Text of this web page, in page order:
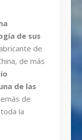
de sus
de
de más
de las
de
la